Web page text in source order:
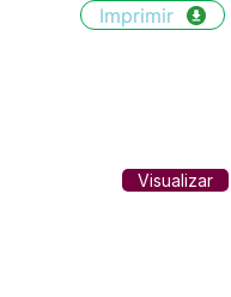
Imprimir
Visualizar